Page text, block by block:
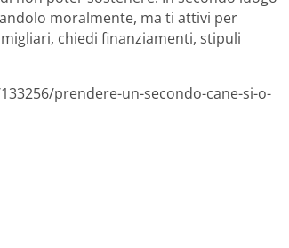
moralmente, ma ti attivi per
chiedi finanziamenti, stipuli
prendere-un-secondo-cane-si-o-